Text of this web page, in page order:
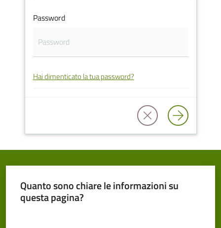
Cento
Amministrazione
argomenti...
Seguici
Password
Hai dimenticato la tua password?
Quanto sono chiare le informazioni su
questa pagina?